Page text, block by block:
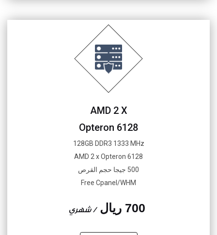
AMD 2 X
Opteron 6128
128GB DDR3 1333 MHz
AMD 2 x Opteron 6128
500 جيجا حجم القرص
Free Cpanel/WHM
700 ريال / شهري